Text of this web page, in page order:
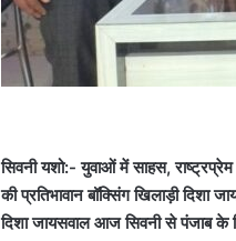
सिवनी यशो:- युवाओं में साहस,
की प्रतिभावान बॉक्सिंग खिलाड़ी दिशा
दिशा जायसवाल आज सिवनी से पंजाब के